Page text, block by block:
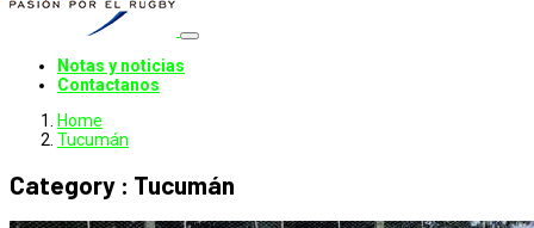
Notas y noticias
Contactanos
Home
Tucumán
Category : Tucumán